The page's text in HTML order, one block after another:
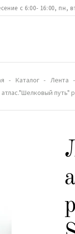
с 6:00- 16:00, пн,
Каталог Лента
путь"